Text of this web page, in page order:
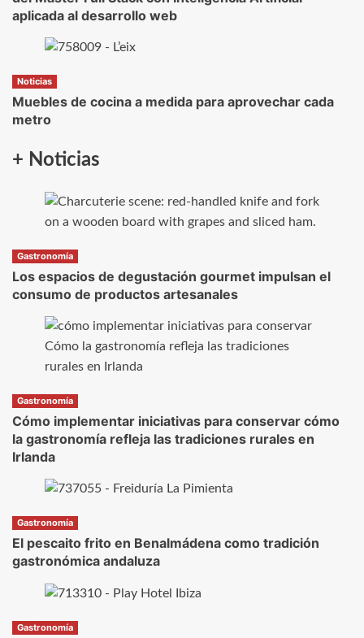
aplicada al desarrollo web
Noticias
Muebles de cocina a medida para aprovechar cada
metro
+ Noticias
Gastronomía
Los espacios de degustación gourmet impulsan el
consumo de productos artesanales
Gastronomía
Cómo implementar iniciativas para conservar cómo
la gastronomía refleja las tradiciones rurales en
Irlanda
Gastronomía
El pescaito frito en Benalmádena como tradición
gastronómica andaluza
Gastronomía